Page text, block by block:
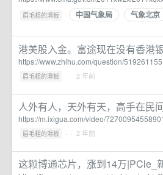
眉毛粗的滑板 · 中国气象局 气象北京
港美股入金。富途现在没有香港
https://www.zhihu.com/question/519261155
眉毛粗的滑板 · · 2 年前
人外有人，天外有天，高手在民
https://m.ixigua.com/video/
眉毛粗的滑板 · · 2 年前
这颗博通芯片，涨到14万|PCle_